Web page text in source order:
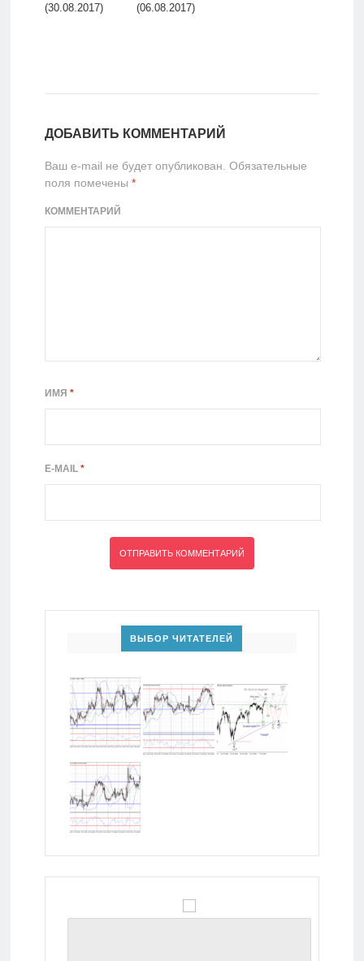
(30.08.2017)
(06.08.2017)
ДОБАВИТЬ КОММЕНТАРИЙ
Ваш e-mail не будет опубликован. Обязательные
поля помечены *
КОММЕНТАРИЙ
ИМЯ *
E-MAIL *
ВЫБОР ЧИТАТЕЛЕЙ